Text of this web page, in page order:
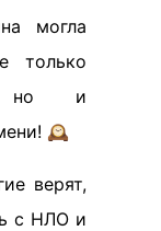
могла
только
но и
🕰️
верят,
с НЛО и